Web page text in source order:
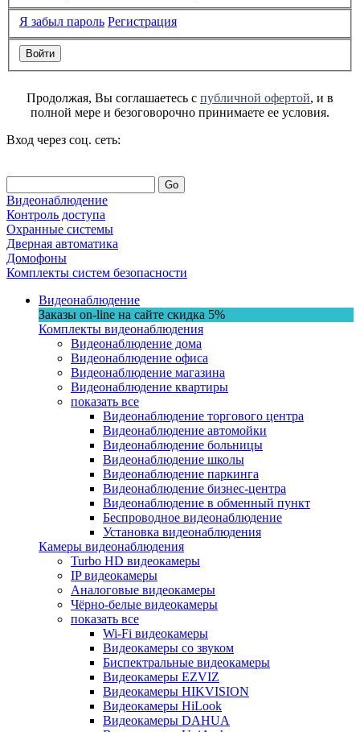
Я забыл пароль Регистрация
Продолжая, Вы соглашаетесь с публичной офертой, и в
полной мере и безоговорочно принимаете ее условия.
Вход через соц. сеть:
Go
Видеонаблюдение
Контроль доступа
Охранные системы
Дверная автоматика
Домофоны
Комплекты систем безопасности
Видеонаблюдение
Заказы on-line на сaйте скидка 5%
Комплекты видеонаблюдения
Видеонаблюдение дома
Видеонаблюдение офиса
Видеонаблюдение магазина
Видеонаблюдение квартиры
показать все
Видеонаблюдение торгового центра
Видеонаблюдение автомойки
Видеонаблюдение больницы
Видеонаблюдение школы
Видеонаблюдение паркинга
Видеонаблюдение бизнес-центра
Видеонаблюдение в обменный пункт
Беспроводное видеонаблюдение
Установка видеонаблюдения
Камеры видеонаблюдения
Turbo HD видеокамеры
IP видеокамеры
Аналоговые видеокамеры
Чёрно-белые видеокамеры
показать все
Wi-Fi видеокамеры
Видеокамеры со звуком
Биспектральные видеокамеры
Видеокамеры EZVIZ
Видеокамеры HIKVISION
Видеокамеры HiLook
Видеокамеры DAHUA